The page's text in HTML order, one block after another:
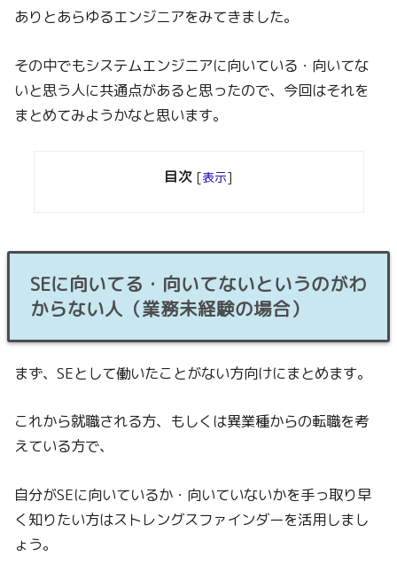
ありとあらゆるエンジニアをみてきました。
その中でもシステムエンジニアに向いている・向いてな
いと思う人に共通点があると思ったので、今回はそれを
まとめてみようかなと思います。
目次 [表示]
SEに向いてる・向いてないというのがわ
からない人（業務未経験の場合）
まず、SEとして働いたことがない方向けにまとめます。
これから就職される方、もしくは異業種からの転職を考
えている方で、
自分がSEに向いているか・向いていないかを手っ取り早
く知りたい方はストレングスファインダーを活用しまし
ょう。